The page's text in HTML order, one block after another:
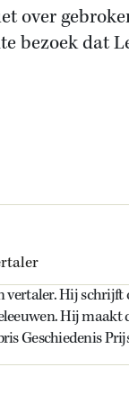
over
bezoek dat
vertaler. Hij
Hij maakt
Geschiedenis